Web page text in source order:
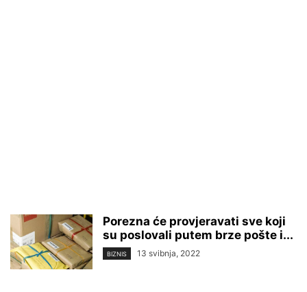
Porezna će provjeravati sve koji
su poslovali putem brze pošte i...
BIZNIS 13 svibnja, 2022